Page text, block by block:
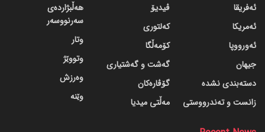
ئەفریقا
ئەمریکا
ئەورووپا
جیهان
دسته‌بندی نشده
زانست و تەندرووستی
ڤیدیۆ
کەلتوری
کۆمەڵگا
گه‌شت و گه‌شتیاری
گۆڤاره‌کان
مەڵتی میدیا
هەڵبژاردەی
سەرنووسەر
وتار
وتووێژ
وەرزش
وێنە